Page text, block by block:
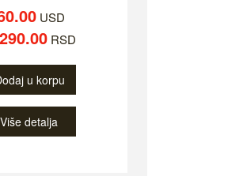
USD
RSD
u korpu
Više detalja